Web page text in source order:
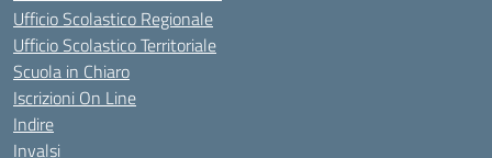
Ufficio Scolastico Regionale
Ufficio Scolastico Territoriale
Scuola in Chiaro
Iscrizioni On Line
Indire
Invalsi